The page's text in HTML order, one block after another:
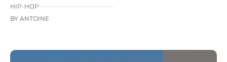
HIP-HOP
BY ANTOINE